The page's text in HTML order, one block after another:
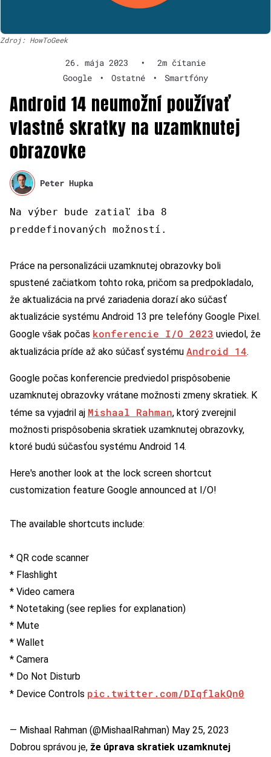
Zdroj: HowToGeek
26. mája 2023 •
2m čítanie
Google
• Ostatné • Smartfóny
Android 14 neumožní používať
vlastné skratky na uzamknutej
obrazovke
Peter Hupka
Na výber bude zatiaľ iba 8
preddefinovaných možností.
Práce na personalizácii uzamknutej obrazovky boli
spustené začiatkom tohto roka, pričom sa predpokladalo,
že aktualizácia na prvé zariadenia dorazí ako súčasť
aktualizácie systému Android 13 pre telefóny Google Pixel.
Google však počas konferencie I/O 2023 uviedol, že
aktualizácia príde až ako súčasť systému Android 14.
Google počas konferencie predviedol prispôsobenie
uzamknutej obrazovky vrátane možnosti zmeny skratiek. K
téme sa vyjadril aj Mishaal Rahman, ktorý zverejnil
možnosti prispôsobenia skratiek uzamknutej obrazovky,
ktoré budú súčasťou systému Android 14.
Here's another look at the lock screen shortcut
customization feature Google announced at I/O!
The available shortcuts include:
* QR code scanner
* Flashlight
* Video camera
* Notetaking (see replies for explanation)
* Mute
* Wallet
* Camera
* Do Not Disturb
* Device Controls pic.twitter.com/DIqflakQn0
— Mishaal Rahman (@MishaalRahman) May 25, 2023
Dobrou správou je, že úprava skratiek uzamknutej